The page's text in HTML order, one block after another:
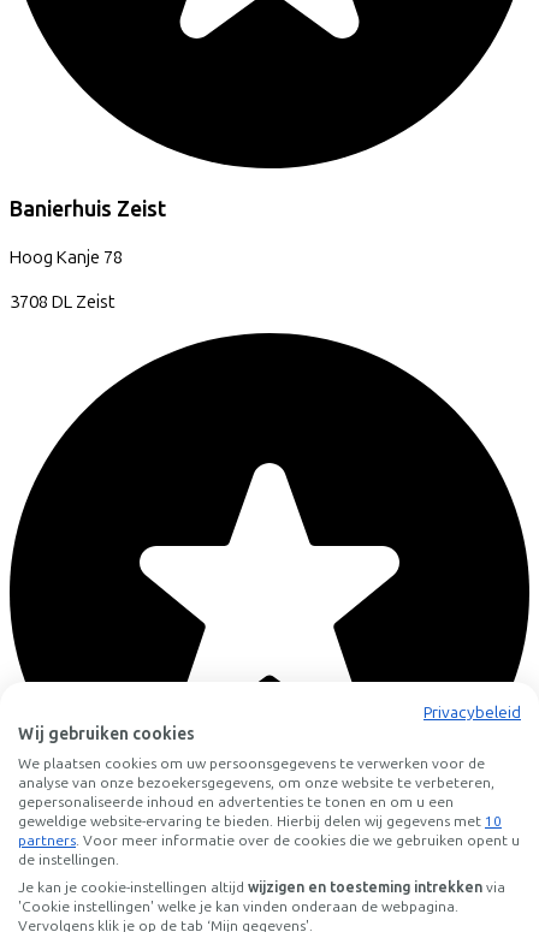
Banierhuis Zeist
Hoog Kanje 78
3708 DL Zeist
Profi Fiets
Privacybeleid
Wij gebruiken cookies
We plaatsen cookies om uw persoonsgegevens te verwerken voor de
analyse van onze bezoekersgegevens, om onze website te verbeteren,
gepersonaliseerde inhoud en advertenties te tonen en om u een
geweldige website-ervaring te bieden. Hierbij delen wij gegevens met 10
partners. Voor meer informatie over de cookies die we gebruiken opent u
de instellingen.
Je kan je cookie-instellingen altijd wijzigen en toesteming intrekken via
'Cookie instellingen' welke je kan vinden onderaan de webpagina.
Vervolgens klik je op de tab ‘Mijn gegevens'.